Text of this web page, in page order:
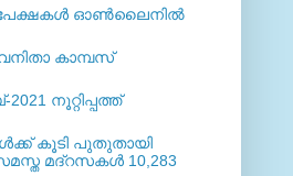
ഓൺലൈനിൽ
കാമ്പസ്
നൂറ്റിപ്പത്ത്
കൂടി പുതുതായി
മദ്റസകള്‍ 10,283